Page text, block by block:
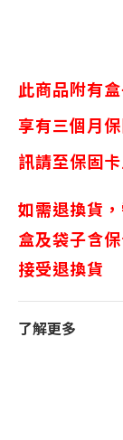
此商品附有
享有三個月
訊請至保固
如需退換貨
盒及袋子含
接受退換貨
了解更多